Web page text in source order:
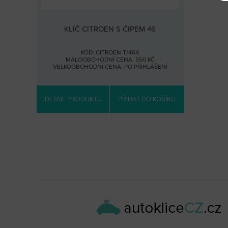
KLÍČ CITROEN S ČIPEM 46
KÓD: CITROEN T/46X
MALOOBCHODNÍ CENA: 550 KČ
VELKOOBCHODNÍ CENA: PO PŘIHLÁŠENÍ
DETAIL PRODUKTU PŘIDAT DO KOŠÍKU